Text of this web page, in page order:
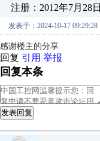
注册：2012年7月28日
发表于：2024-10-17 09:29:28
感谢楼主的分享
回复 引用 举报
回复本条
发表回复